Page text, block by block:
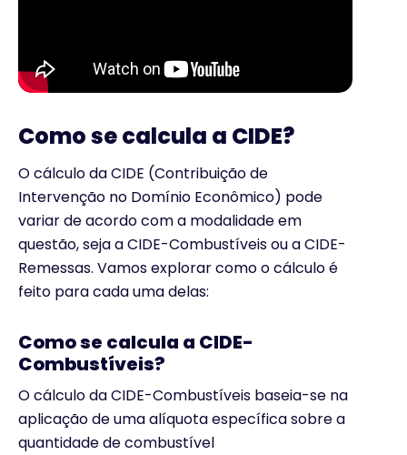
Como se calcula a CIDE?
O cálculo da CIDE (Contribuição de
Intervenção no Domínio Econômico) pode
variar de acordo com a modalidade em
questão, seja a CIDE-Combustíveis ou a CIDE-
Remessas. Vamos explorar como o cálculo é
feito para cada uma delas:
Como se calcula a CIDE-
Combustíveis?
O cálculo da CIDE-Combustíveis baseia-se na
aplicação de uma alíquota específica sobre a
quantidade de combustível